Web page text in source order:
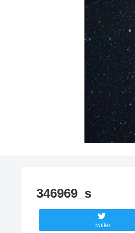
346969_s
Twitter